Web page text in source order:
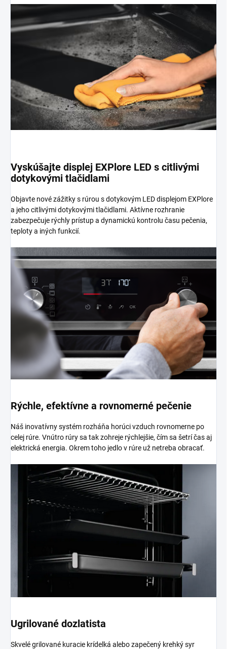
Vyskúšajte displej EXPlore LED s citlivými
dotykovými tlačidlami
Objavte nové zážitky s rúrou s dotykovým LED displejom EXPlore
a jeho citlivými dotykovými tlačidlami. Aktívne rozhranie
zabezpečuje rýchly prístup a dynamickú kontrolu času pečenia,
teploty a iných funkcií.
Rýchle, efektívne a rovnomerné pečenie
Náš inovatívny systém rozháňa horúci vzduch rovnomerne po
celej rúre. Vnútro rúry sa tak zohreje rýchlejšie, čím sa šetrí čas aj
elektrická energia. Okrem toho jedlo v rúre už netreba obracať.
Ugrilované dozlatista
Skvelé grilované kuracie krídelká alebo zapečený krehký syr